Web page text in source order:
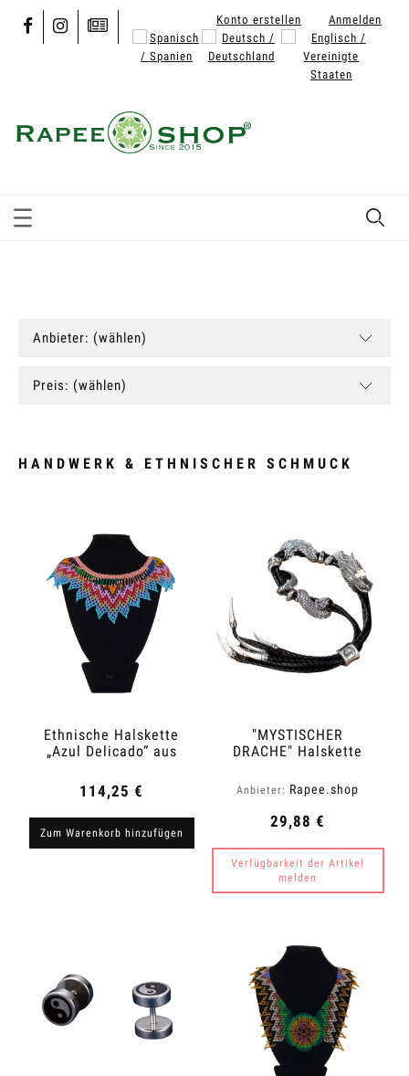
Konto erstellen Anmelden
Anbieter: (wählen)
Preis: (wählen)
HANDWERK & ETHNISCHER SCHMUCK
Ethnische Halskette
„Azul Delicado“ aus
114,25 €
Zum Warenkorb hinzufügen
"MYSTISCHER
DRACHE" Halskette
Anbieter: Rapee.shop
29,88 €
Verfügbarkeit der Artikel
melden